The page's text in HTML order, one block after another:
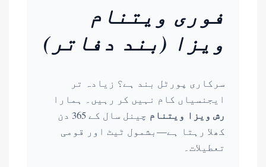
فوری ویتنام
ویزا (بند دفاتر)
سرکاری پورٹل بند ہے؟ زیادہ تر
ایجنسیاں کام نہیں کر رہیں۔ ہمارا
رش ویزا ویتنام
چینل سال کے 365 دن
کھلا رہتا ہے—بشمول ٹیٹ اور قومی
تعطیلات۔